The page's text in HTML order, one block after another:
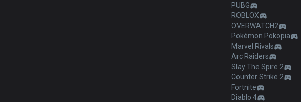
PUBG
ROBLOX
OVERWATCH2
Pokémon Pokopia
Marvel Rivals
Arc Raiders
Slay The Spire 2
Counter Strike 2
Fortnite
Diablo 4